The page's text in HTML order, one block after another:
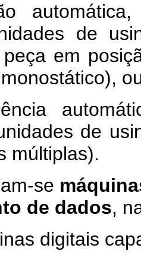
de
em
de
múltiplas).
se
de dados,
digitais